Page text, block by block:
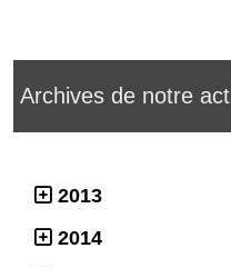
Archives de notre
2013
2014